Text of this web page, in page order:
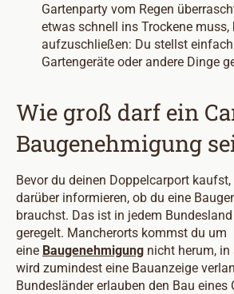
Gartenparty vom Regen
etwas schnell ins Trockene
aufzuschließen: Du stellst
Gartengeräte oder andere Dinge
Wie groß darf ein
Baugenehmigung
Bevor du deinen Doppelcarport
darüber informieren, ob du eine
brauchst. Das ist in jedem
geregelt. Mancherorts kommst du um
eine Baugenehmigung nicht herum, in
wird zumindest eine Bauanzeige
Bundesländer erlauben den Bau eines